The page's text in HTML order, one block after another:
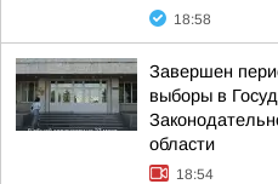
18:58
Завершен
выборы в
области
18:54